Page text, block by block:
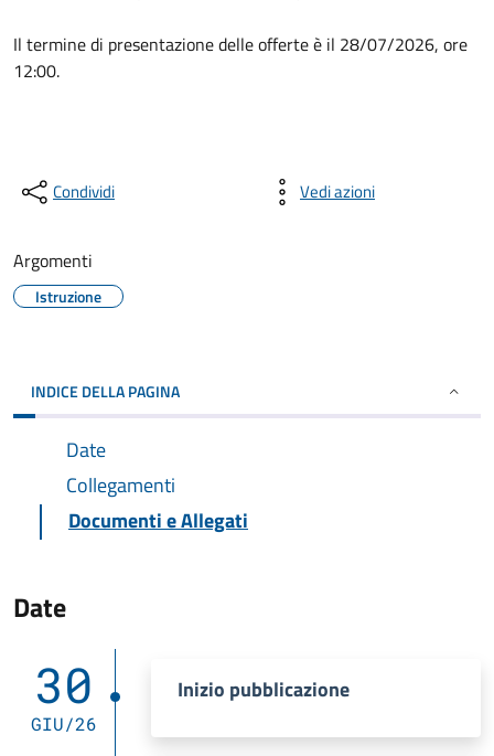
Il termine di presentazione delle offerte è il 28/07/2026, ore
12:00.
Condividi Vedi azioni
Argomenti
Istruzione
INDICE DELLA PAGINA
Date
Collegamenti
Documenti e Allegati
Date
30
GIU/26
Inizio pubblicazione